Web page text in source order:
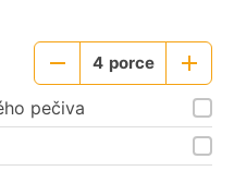
Menší
porce
4 porce
Větší
porce
pečiva